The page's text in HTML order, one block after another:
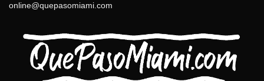
online@quepasomiami.com